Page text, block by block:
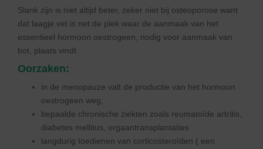
Slank zijn is niet altijd beter, zeker niet bij osteoporose want
dat laagje vet is net de plek waar de aanmaak van het
essentieel hormoon oestrogeen, nodig voor aanmaak van
bot, plaats vindt.
Oorzaken:
in de menopauze valt de productie van het hormoon
oestrogeen weg,
bepaalde chronische ziekten zoals reumatoïde artritis,
diabetes mellitus, orgaantransplantaties
langdurig toedienen van corticosteroïden ( een